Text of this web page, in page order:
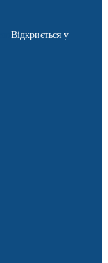
Відкриється у